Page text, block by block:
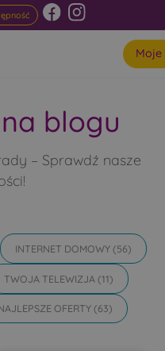
blogu
– Sprawdź nasze
INTERNET DOMOWY(56)
TWOJA TELEWIZJA(11)
OFERTY(63)